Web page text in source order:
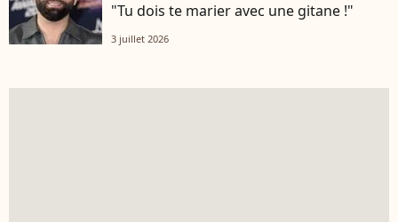
"Tu dois te marier avec une gitane !"
3 juillet 2026